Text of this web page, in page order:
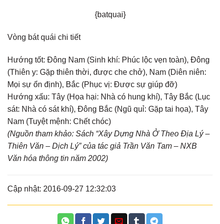
{batquai}
Vòng bát quái chi tiết
Hướng tốt: Đông Nam (Sinh khí: Phúc lộc vẹn toàn), Đông
(Thiên y: Gặp thiên thời, được che chở), Nam (Diên niên:
Mọi sự ổn định), Bắc (Phục vị: Được sự giúp đỡ)
Hướng xấu: Tây (Họa hại: Nhà có hung khí), Tây Bắc (Lục
sát: Nhà có sát khí), Đông Bắc (Ngũ quỉ: Gặp tai họa), Tây
Nam (Tuyệt mệnh: Chết chóc)
(Nguồn tham khảo: Sách “Xây Dựng Nhà Ở Theo Địa Lý –
Thiên Văn – Dịch Lý” của tác giả Trần Văn Tam – NXB
Văn hóa thông tin năm 2002)
Cập nhật: 2016-09-27 12:32:03